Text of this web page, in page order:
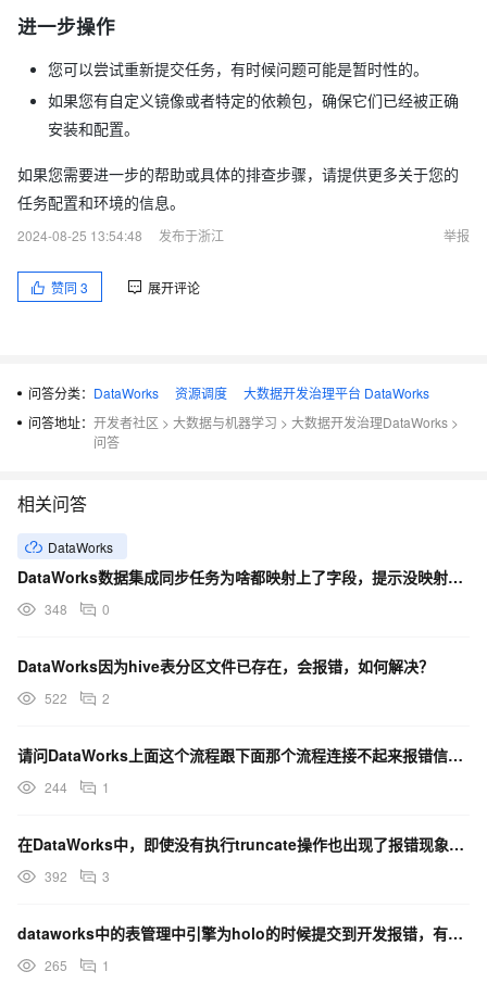
进一步操作
您可以尝试重新提交任务，有时候问题可能是暂时性的。
如果您有自定义镜像或者特定的依赖包，确保它们已经被正确
安装和配置。
如果您需要进一步的帮助或具体的排查步骤，请提供更多关于您的
任务配置和环境的信息。
2024-08-25 13:54:48
发布于浙江 举报
赞同 3 展开评论
问答分类： DataWorks 资源调度
大数据开发治理平台 DataWorks
问答地址： 开发者社区 > 大数据与机器学习 > 大数据开发治理DataWorks >
问答
相关问答
DataWorks
DataWorks数据集成同步任务为啥都映射上了字段，提示没映射上 然后报错？
348 0
DataWorks因为hive表分区文件已存在，会报错，如何解决？
522 2
请问DataWorks上面这个流程跟下面那个流程连接不起来报错信息又上角，那该如何操作呢？
244 1
在DataWorks中，即使没有执行truncate操作也出现了报错现象，启用了对脏数据的容忍机制？
392 3
dataworks中的表管理中引擎为holo的时候提交到开发报错，有解决办法吗？
265 1